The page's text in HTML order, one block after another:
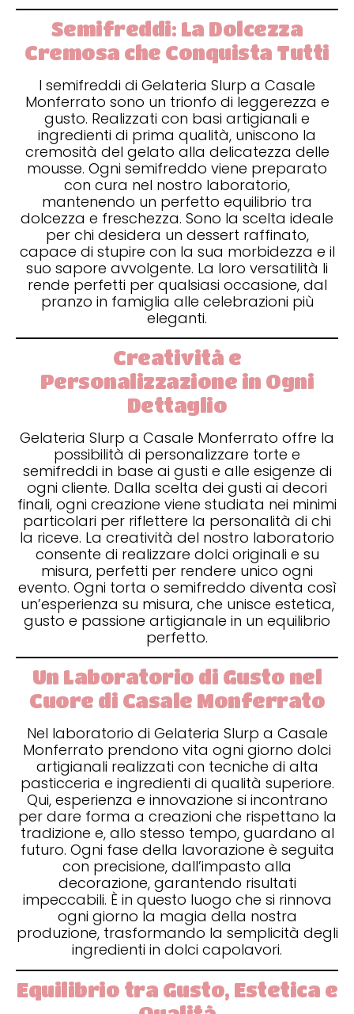
Semifreddi: La Dolcezza
Cremosa che Conquista Tutti
I semifreddi di Gelateria Slurp a Casale
Monferrato sono un trionfo di leggerezza e
gusto. Realizzati con basi artigianali e
ingredienti di prima qualità, uniscono la
cremosità del gelato alla delicatezza delle
mousse. Ogni semifreddo viene preparato
con cura nel nostro laboratorio,
mantenendo un perfetto equilibrio tra
dolcezza e freschezza. Sono la scelta ideale
per chi desidera un dessert raffinato,
capace di stupire con la sua morbidezza e il
suo sapore avvolgente. La loro versatilità li
rende perfetti per qualsiasi occasione, dal
pranzo in famiglia alle celebrazioni più
eleganti.
Creatività e
Personalizzazione in Ogni
Dettaglio
Gelateria Slurp a Casale Monferrato offre la
possibilità di personalizzare torte e
semifreddi in base ai gusti e alle esigenze di
ogni cliente. Dalla scelta dei gusti ai decori
finali, ogni creazione viene studiata nei minimi
particolari per riflettere la personalità di chi
la riceve. La creatività del nostro laboratorio
consente di realizzare dolci originali e su
misura, perfetti per rendere unico ogni
evento. Ogni torta o semifreddo diventa così
un’esperienza su misura, che unisce estetica,
gusto e passione artigianale in un equilibrio
perfetto.
Un Laboratorio di Gusto nel
Cuore di Casale Monferrato
Nel laboratorio di Gelateria Slurp a Casale
Monferrato prendono vita ogni giorno dolci
artigianali realizzati con tecniche di alta
pasticceria e ingredienti di qualità superiore.
Qui, esperienza e innovazione si incontrano
per dare forma a creazioni che rispettano la
tradizione e, allo stesso tempo, guardano al
futuro. Ogni fase della lavorazione è seguita
con precisione, dall’impasto alla
decorazione, garantendo risultati
impeccabili. È in questo luogo che si rinnova
ogni giorno la magia della nostra
produzione, trasformando la semplicità degli
ingredienti in dolci capolavori.
Equilibrio tra Gusto, Estetica e